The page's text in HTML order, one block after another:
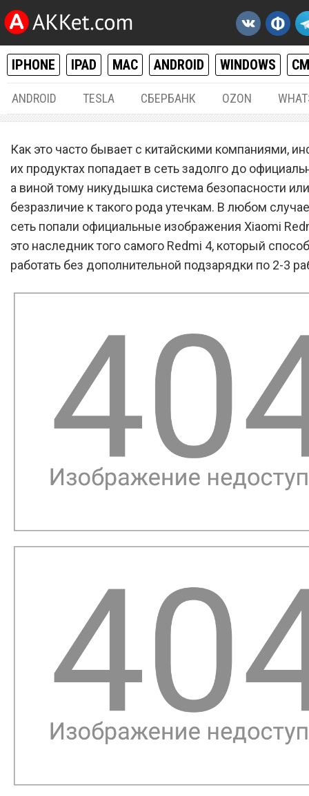
IPHONE IPAD MAC ANDROID WINDOWS
ANDROID TESLA СБЕРБАНК OZON
Анонс Xiaomi Redmi 5 –
компактный «убийца»
смартфонов
Как это часто бывает с китайскими компаниями,
их продуктах попадает в сеть задолго до
а виной тому никудышка система безопасности
безразличие к такого рода утечкам. В любом
сеть попали официальные изображения Xiaomi
это наследник того самого Redmi 4, который
работать без дополнительной подзарядки по 2-3